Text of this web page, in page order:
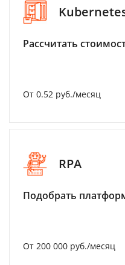
Рассчитать
От 0.52 руб./месяц
RPA
Подобрать
От 200 000 руб./месяц